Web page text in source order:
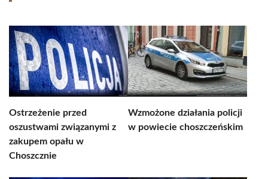
Ostrzeżenie przed
oszustwami związanymi z
zakupem opału w
Choszcznie
Wzmożone działania policji
w powiecie choszczeńskim